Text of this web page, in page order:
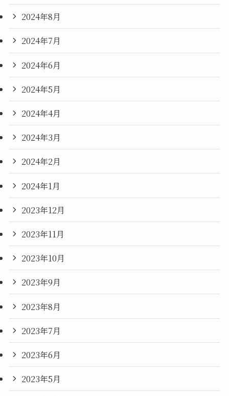
2024年8月
2024年7月
2024年6月
2024年5月
2024年4月
2024年3月
2024年2月
2024年1月
2023年12月
2023年11月
2023年10月
2023年9月
2023年8月
2023年7月
2023年6月
2023年5月